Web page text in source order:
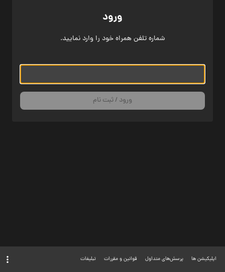
ورود
شماره تلفن همراه خود را وارد نمایید.
ورود / ثبت نام
اپلیکیشن ها پرسش‌های متداول قوانین و مقررات تبلیغات